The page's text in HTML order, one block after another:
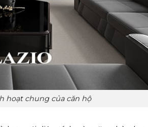
hoạt chung của căn hộ